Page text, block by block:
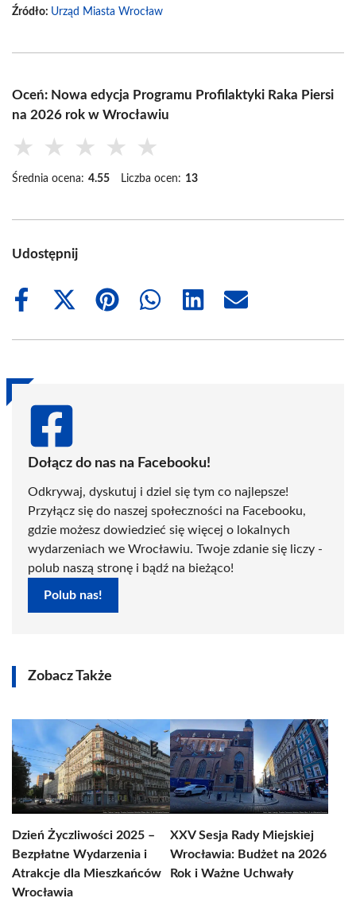
Źródło: Urząd Miasta Wrocław
Oceń: Nowa edycja Programu Profilaktyki Raka Piersi
na 2026 rok w Wrocławiu
★ ★ ★ ★ ★
Średnia ocena: 4.55 Liczba ocen: 13
Udostępnij
Share
Share
(Twitter)
Share
Share
Share
Share
Dołącz do nas na Facebooku!
Odkrywaj, dyskutuj i dziel się tym co najlepsze!
Przyłącz się do naszej społeczności na Facebooku,
gdzie możesz dowiedzieć się więcej o lokalnych
wydarzeniach we Wrocławiu. Twoje zdanie się liczy -
polub naszą stronę i bądź na bieżąco!
Polub nas!
Zobacz Także
Dzień Życzliwości 2025 –
Bezpłatne Wydarzenia i
Atrakcje dla Mieszkańców
Wrocławia
XXV Sesja Rady Miejskiej
Wrocławia: Budżet na 2026
Rok i Ważne Uchwały